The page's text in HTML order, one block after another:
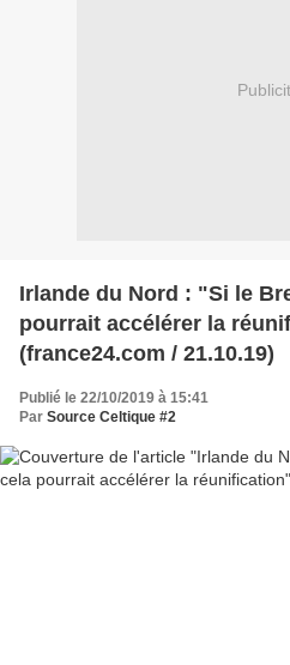
Irlande du Nord : "Si le
pourrait accélérer la
(france24.com / 21.10.19)
Publié le 22/10/2019 à 15:41
Par Source Celtique #2